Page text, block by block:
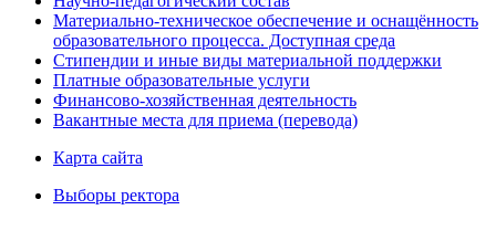
Материально-техническое обеспечение и оснащённость
образовательного процесса. Доступная среда
Стипендии и иные виды материальной поддержки
Платные образовательные услуги
Финансово-хозяйственная деятельность
Вакантные места для приема (перевода)
Карта сайта
Выборы ректора